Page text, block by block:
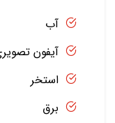
آب
آیفون
استخر
برق